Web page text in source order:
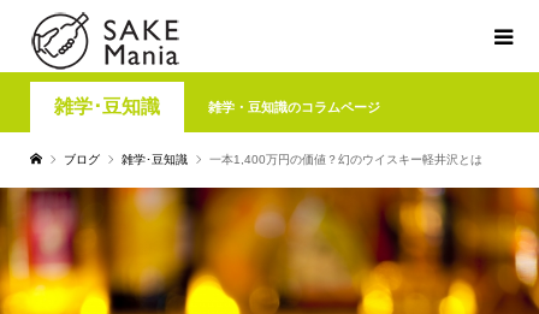
雑学･豆知識 雑学・豆知識のコラムページ
ブログ 雑学･豆知識 一本1,400万円の価値？幻のウイスキー軽井沢とは